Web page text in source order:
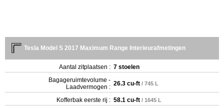
Tesla Model S 2017 Maximum Range Interieurafmetingen
Aantal zitplaatsen : 7 stoelen
Bagageruimtevolume -
Laadvermogen : 26.3 cu-ft / 745 L
Kofferbak eerste rij : 58.1 cu-ft / 1645 L